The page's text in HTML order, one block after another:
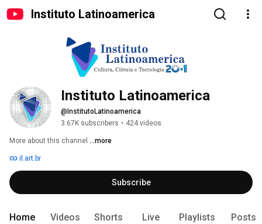
Instituto Latinoamerica
Instituto Latinoamerica
@InstitutoLatinoamerica
3.67K subscribers • 424 videos
More about this channel ...more
il.art.br
Subscribe
Home Videos Shorts Live Playlists Posts